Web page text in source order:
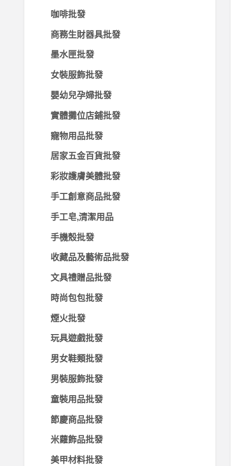
咖啡批發
商務生財器具批發
墨水匣批發
女裝服飾批發
嬰幼兒孕婦批發
實體攤位店鋪批發
寵物用品批發
居家五金百貨批發
彩妝護膚美體批發
手工創意商品批發
手工皂,清潔用品
手機殼批發
收藏品及藝術品批發
文具禮贈品批發
時尚包包批發
煙火批發
玩具遊戲批發
男女鞋類批發
男裝服飾批發
童裝用品批發
節慶商品批發
米蘿飾品批發
美甲材料批發